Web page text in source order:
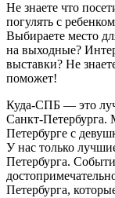
Не знаете что
погулять с
Выбираете место
на выходные?
выставки? Не
поможет!
Куда-СПБ — это
Санкт-Петербурга.
Петербурге с
У нас только
Петербурга.
Петербурга,